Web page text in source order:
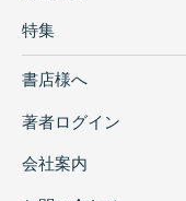
特集
書店様へ
著者ログイン
会社案内